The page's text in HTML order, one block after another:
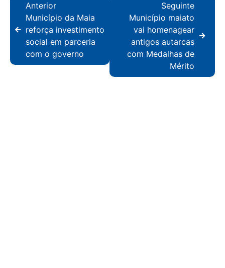
Anterior
Município da Maia
reforça investimento
social em parceria
com o governo
Seguinte
Município maiato
vai homenagear
antigos autarcas
com Medalhas de
Mérito